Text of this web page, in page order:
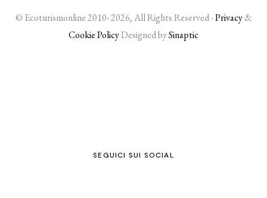
© Ecoturismonline 2010- 2026, All Rights Reserved -Privacy&
Cookie PolicyDesigned bySinaptic
SEGUICI SUI SOCIAL